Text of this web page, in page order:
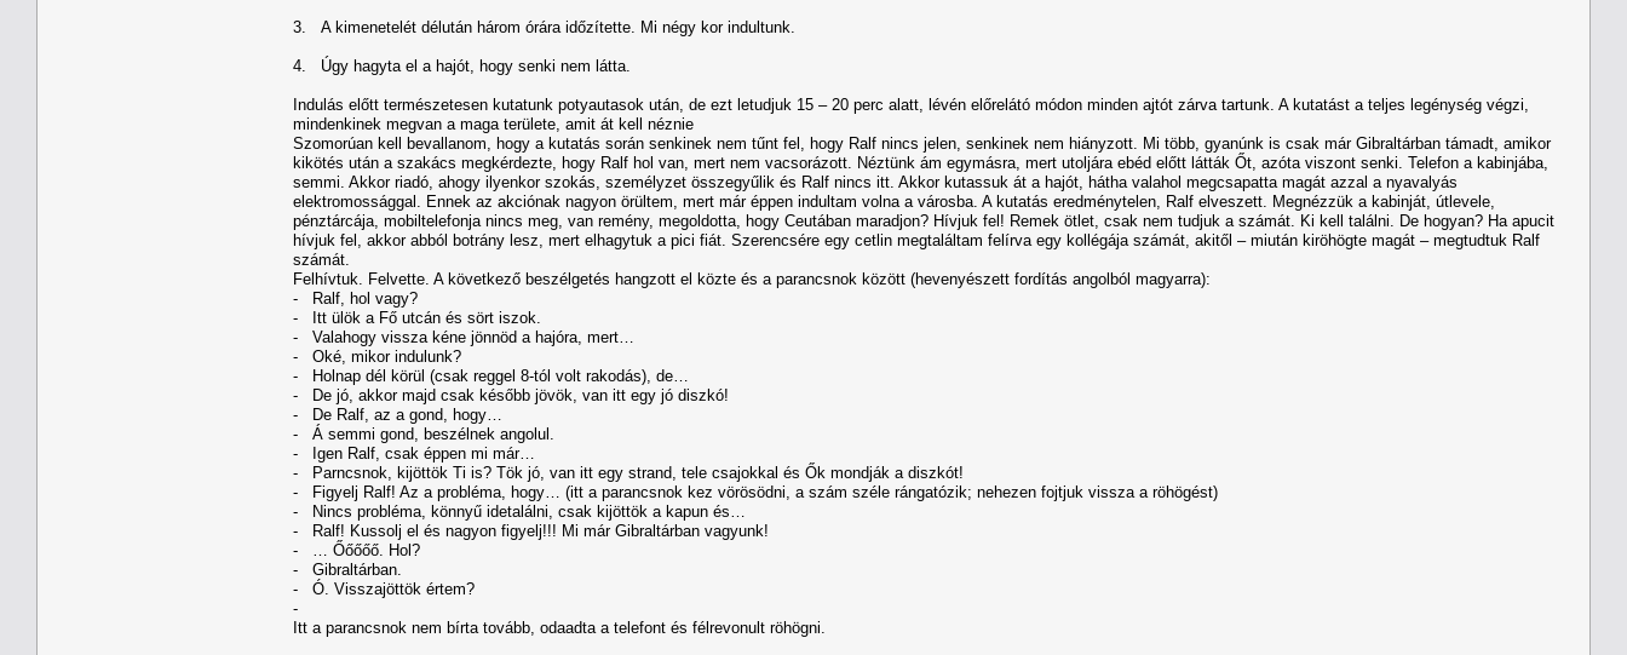
3. A kimenetelét délután három órára időzítette. Mi négy kor indultunk.
4. Úgy hagyta el a hajót, hogy senki nem látta.
Indulás előtt természetesen kutatunk potyautasok után, de ezt letudjuk 15 – 20 perc alatt, lévén előrelátó módon minden ajtót zárva tartunk. A kutatást a teljes legénység végzi,
mindenkinek megvan a maga területe, amit át kell néznie
Szomorúan kell bevallanom, hogy a kutatás során senkinek nem tűnt fel, hogy Ralf nincs jelen, senkinek nem hiányzott. Mi több, gyanúnk is csak már Gibraltárban támadt, amikor
kikötés után a szakács megkérdezte, hogy Ralf hol van, mert nem vacsorázott. Néztünk ám egymásra, mert utoljára ebéd előtt látták Őt, azóta viszont senki. Telefon a kabinjába,
semmi. Akkor riadó, ahogy ilyenkor szokás, személyzet összegyűlik és Ralf nincs itt. Akkor kutassuk át a hajót, hátha valahol megcsapatta magát azzal a nyavalyás
elektromossággal. Ennek az akciónak nagyon örültem, mert már éppen indultam volna a városba. A kutatás eredménytelen, Ralf elveszett. Megnézzük a kabinját, útlevele,
pénztárcája, mobiltelefonja nincs meg, van remény, megoldotta, hogy Ceutában maradjon? Hívjuk fel! Remek ötlet, csak nem tudjuk a számát. Ki kell találni. De hogyan? Ha apucit
hívjuk fel, akkor abból botrány lesz, mert elhagytuk a pici fiát. Szerencsére egy cetlin megtaláltam felírva egy kollégája számát, akitől – miután kiröhögte magát – megtudtuk Ralf
számát.
Felhívtuk. Felvette. A következő beszélgetés hangzott el közte és a parancsnok között (hevenyészett fordítás angolból magyarra):
- Ralf, hol vagy?
- Itt ülök a Fő utcán és sört iszok.
- Valahogy vissza kéne jönnöd a hajóra, mert…
- Oké, mikor indulunk?
- Holnap dél körül (csak reggel 8-tól volt rakodás), de…
- De jó, akkor majd csak később jövök, van itt egy jó diszkó!
- De Ralf, az a gond, hogy…
- Á semmi gond, beszélnek angolul.
- Igen Ralf, csak éppen mi már…
- Parncsnok, kijöttök Ti is? Tök jó, van itt egy strand, tele csajokkal és Ők mondják a diszkót!
- Figyelj Ralf! Az a probléma, hogy… (itt a parancsnok kez vörösödni, a szám széle rángatózik; nehezen fojtjuk vissza a röhögést)
- Nincs probléma, könnyű idetalálni, csak kijöttök a kapun és…
- Ralf! Kussolj el és nagyon figyelj!!! Mi már Gibraltárban vagyunk!
- … Őőőőő. Hol?
- Gibraltárban.
- Ó. Visszajöttök értem?
-
Itt a parancsnok nem bírta tovább, odaadta a telefont és félrevonult röhögni.